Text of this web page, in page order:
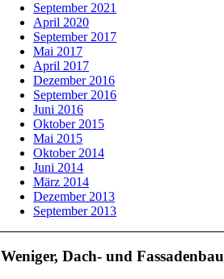
September 2021
April 2020
September 2017
Mai 2017
April 2017
Dezember 2016
September 2016
Juni 2016
Oktober 2015
Mai 2015
Oktober 2014
Juni 2014
März 2014
Dezember 2013
September 2013
Weniger, Dach- und Fassadenbau